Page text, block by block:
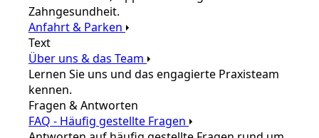
Zahngesundheit.
Anfahrt & Parken
Text
Über uns & das Team
Lernen Sie uns und das engagierte Praxisteam
kennen.
Fragen & Antworten
FAQ - Häufig gestellte Fragen